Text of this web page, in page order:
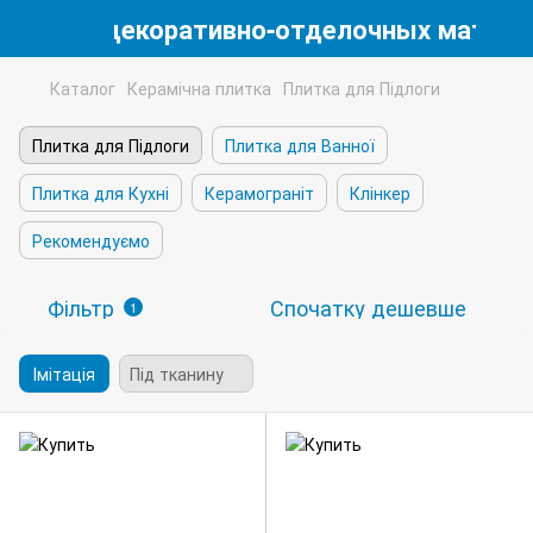
декоративно-отделочных
Каталог Керамічна плитка Плитка для Підлоги
Плитка для Підлоги
Плитка для Ванної
Плитка для Кухні
Керамограніт
Клінкер
Рекомендуємо
Фільтр 1 Спочатку дешевше
Імітація Під тканину